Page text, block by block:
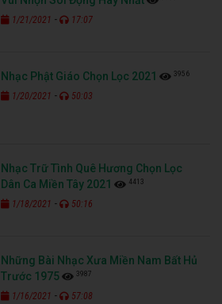
1/21/2021 - 17:07
Nhạc Phật Giáo Chọn Lọc 2021 3956
1/20/2021 - 50:03
Nhạc Trữ Tình Quê Hương Chọn Lọc
Dân Ca Miền Tây 2021
4413
1/18/2021 - 50:16
Những Bài Nhạc Xưa Miền Nam Bất Hủ
Trước 1975
3987
1/16/2021 - 57:08